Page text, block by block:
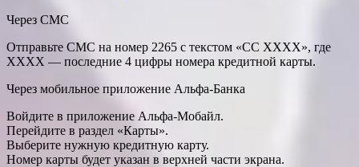
Через СМС
Отправьте СМС на номер 2265 с текстом «CC XXXX», где
XXXX — последние 4 цифры номера кредитной карты.
Через мобильное приложение Альфа-Банка
Войдите в приложение Альфа-Мобайл.
Перейдите в раздел «Карты».
Выберите нужную кредитную карту.
Номер карты будет указан в верхней части экрана.